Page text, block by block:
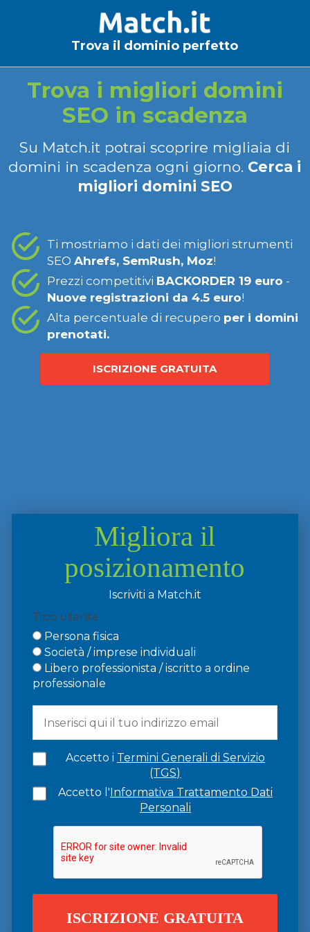
Trova il dominio perfetto
Trova i migliori domini
SEO in scadenza
Su Match.it potrai scoprire migliaia di
domini in scadenza ogni giorno. Cerca i
migliori domini SEO
Ti mostriamo i dati dei migliori strumenti
SEO Ahrefs, SemRush, Moz!
Prezzi competitivi BACKORDER 19 euro -
Nuove registrazioni da 4.5 euro!
Alta percentuale di recupero per i domini
prenotati.
ISCRIZIONE GRATUITA
Migliora il
posizionamento
Iscriviti a Match.it
Tipo utente
Persona fisica
Società / imprese individuali
Libero professionista / iscritto a ordine
professionale
Accetto i Termini Generali di Servizio
(TGS)
Accetto l'Informativa Trattamento Dati
Personali